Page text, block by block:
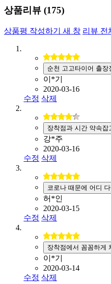
상품리뷰 (175)
상품평 작성하기 새 창 리뷰 전
순천 고고타이어 출
이*기
2020-03-16
수정 삭제
장착점과 시간 약속잡
강*주
2020-03-16
수정 삭제
코로나 때문에 어디
허*인
2020-03-15
수정 삭제
장착점에서 꼼꼼하게
이*기
2020-03-14
수정 삭제